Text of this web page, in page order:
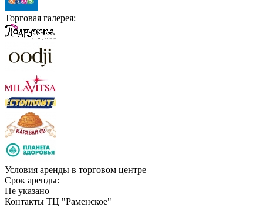
Торговая галерея:
Условия аренды в торговом центре
Срок аренды:
Не указано
Контакты ТЦ "Раменское"